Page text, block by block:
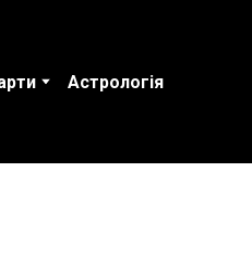
Астрологія